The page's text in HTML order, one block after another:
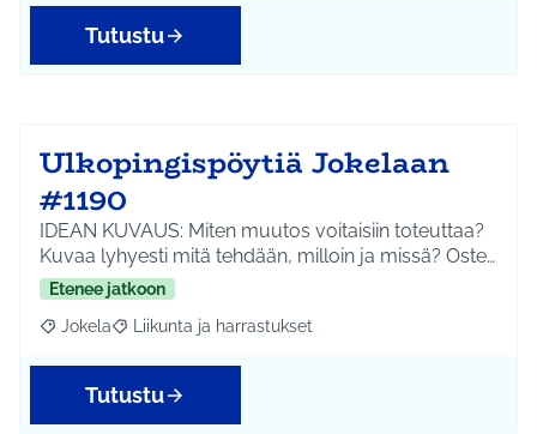
Tutustu
Ulkopingispöytiä Jokelaan
#1190
IDEAN KUVAUS: Miten muutos voitaisiin toteuttaa?
Kuvaa lyhyesti mitä tehdään, milloin ja missä? Oste…
Etenee jatkoon
Rajaa tulokset aihepiirin mukaan: Jokela
Jokela Rajaa tulokset teeman mukaan: Liikunta ja
Liikunta ja harrastukset
Tutustu